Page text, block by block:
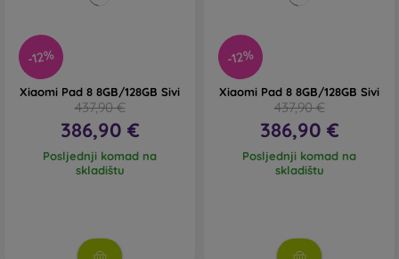
-12%
Xiaomi Pad 8 8GB/128GB Sivi
437,90 €
386,90 €
Posljednji komad na
skladištu
-12%
Xiaomi Pad 8 8GB/128GB Sivi
437,90 €
386,90 €
Posljednji komad na
skladištu